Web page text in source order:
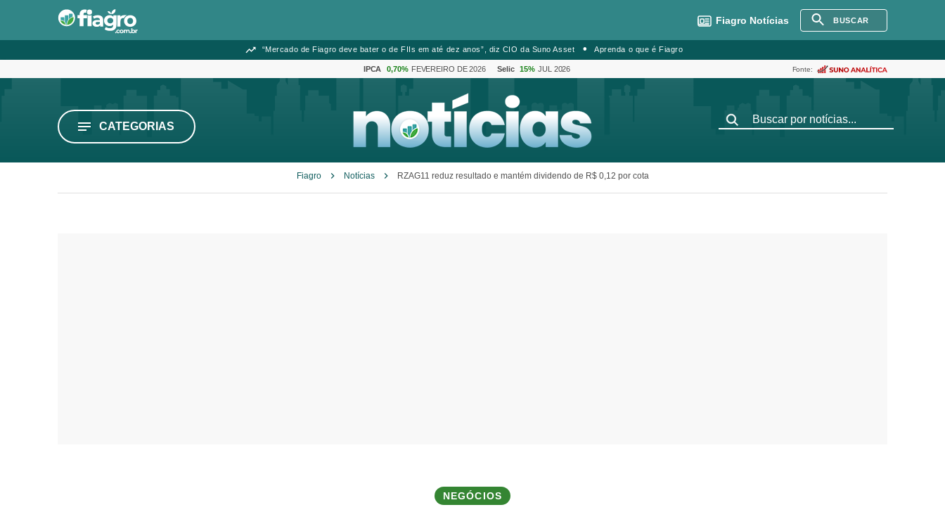
Fiagro Notícias BUSCAR
“Mercado de Fiagro deve bater o de FIIs em até dez anos”, diz CIO da Suno Asset Aprenda o que é Fiagro
IPCA 0,70% FEVEREIRO DE 2026 Selic 15% JUL 2026 Fonte:
CATEGORIAS
Fiagro Notícias RZAG11 reduz resultado e mantém dividendo de R$ 0,12 por cota
NEGÓCIOS